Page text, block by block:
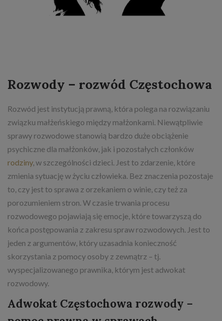
Rozwody – rozwód Częstochowa
Rozwód jest instytucją prawną, która polega na rozwiązaniu
związku małżeńskiego między małżonkami. Niewątpliwie
sprawy rozwodowe stanowią bardzo duże obciążenie
psychiczne dla małżonków, jak i pozostałych członków
rodziny, w szczególności dzieci. Jest to zdarzenie, które
zmienia sytuację w życiu człowieka. Bez znaczenia pozostaje
to, czy jest to sprawa z orzekaniem o winie, czy też za
porozumieniem stron. W czasie trwania procesu
rozwodowego pojawiają się emocje, które towarzyszą do
końca postępowania z zakresu spraw rozwodowych. Jest to
jeden z argumentów, który uzasadnia konieczność
skorzystania z pomocy osoby z zewnątrz – tj.
wyspecjalizowanego prawnika, którym jest adwokat
rozwodowy.
Adwokat Częstochowa rozwody –